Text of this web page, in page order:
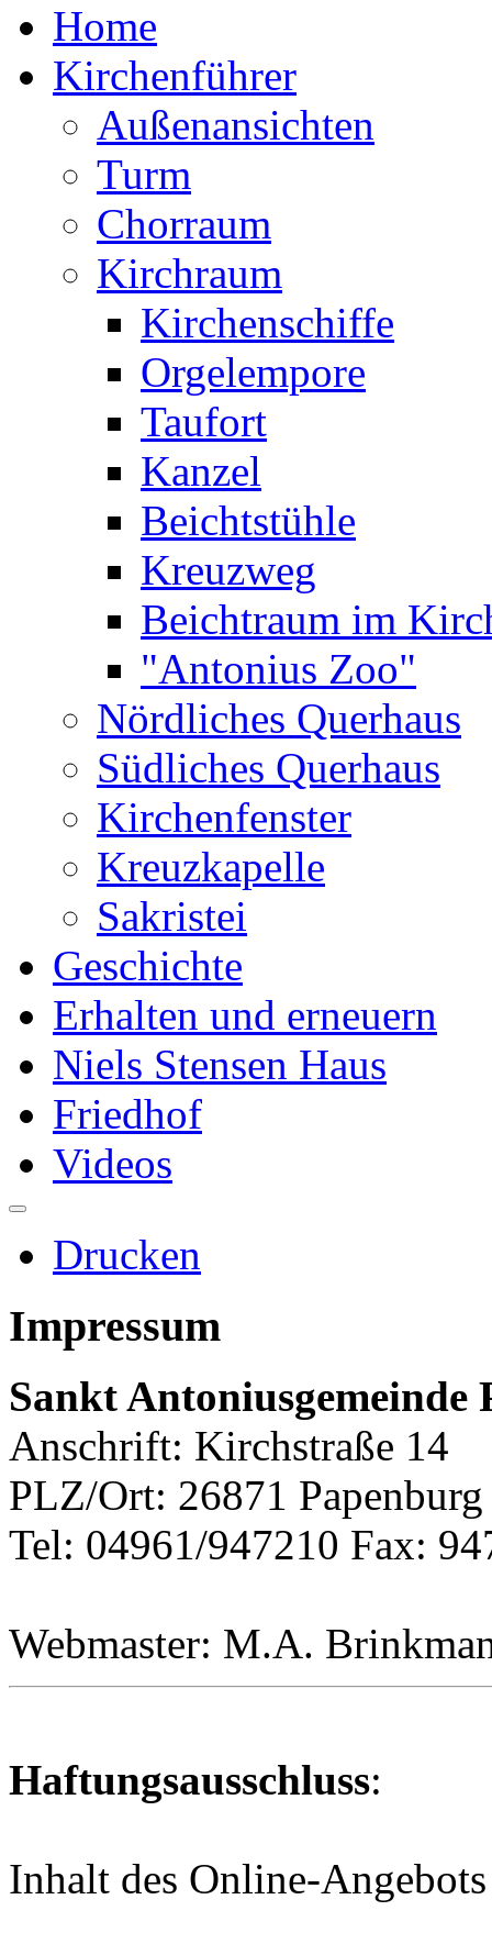
Home
Kirchenführer
Außenansichten
Turm
Chorraum
Kirchraum
Kirchenschiffe
Orgelempore
Taufort
Kanzel
Beichtstühle
Kreuzweg
Beichtraum im
"Antonius Zoo"
Nördliches Querhaus
Südliches Querhaus
Kirchenfenster
Kreuzkapelle
Sakristei
Geschichte
Erhalten und erneuern
Niels Stensen Haus
Friedhof
Videos
Drucken
Impressum
Sankt Antoniusgemeinde
Anschrift: Kirchstraße 14
PLZ/Ort: 26871 Papenburg
Tel: 04961/947210 Fax:
Webmaster: M.A.
Haftungsausschluss:
Inhalt des Online-Angebots